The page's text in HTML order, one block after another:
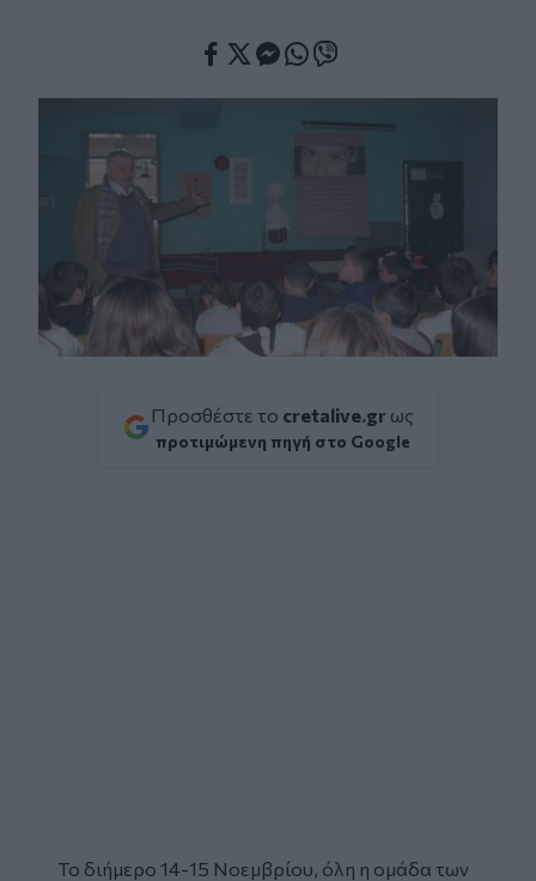
Προσθέστε το cretalive.gr ως
προτιμώμενη πηγή στο Google
To διήμερο 14-15 Νοεμβρίου, όλη η ομάδα των